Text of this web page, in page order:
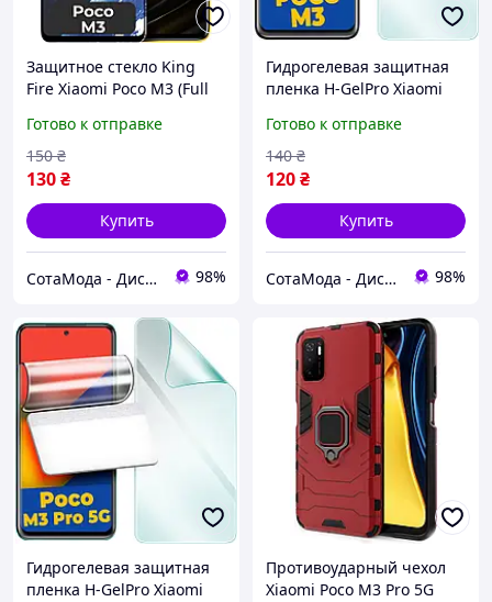
Защитное стекло King
Fire Xiaomi Poco M3 (Full
Готово к отправке
130₴
150 ₴
Купить
СотаМода - Дискаунтер аксессуаров 98%
Гидрогелевая защитная
пленка H-GelPro Xiaomi
Готово к отправке
120₴
140 ₴
Купить
СотаМода - Дискаунтер аксессуаров 98%
Гидрогелевая защитная
пленка H-GelPro Xiaomi
Противоударный чехол
Xiaomi Poco M3 Pro 5G